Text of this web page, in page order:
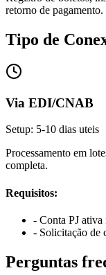
retorno de pagamento.
Tipo de
Via EDI/CNAB
Setup: 5-10 dias uteis
Processamento em
completa.
Requisitos:
- Conta PJ
- Solicitação de
Perguntas